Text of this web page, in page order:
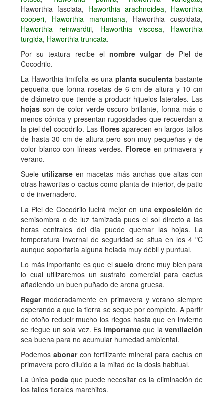
Haworthia fasciata, Haworthia arachnoidea, Haworthia
cooperi, Haworthia marumiana, Haworthia cuspidata,
Haworthia reinwardtii, Haworthia viscosa, Haworthia
turgida, Haworthia truncata.
Por su textura recibe elnombre vulgarde Piel de
Cocodrilo.
La Haworthia limifolia es una planta suculenta bastante
pequeña que forma rosetas de 6 cm de altura y 10 cm
de diámetro que tiende a producir hijuelos laterales. Las
hojas son de color verde oscuro brillante, forma más o
menos cónica y presentan rugosidades que recuerdan a
la piel del cocodrilo. Las floresaparecen en largos tallos
de hasta 30 cm de altura pero son muy pequeñas y de
color blanco con líneas verdes. Florece en primavera y
verano.
Suele utilizarseen macetas más anchas que altas con
otras hawortias o cactus como planta de interior, de patio
o de invernadero.
La Piel de Cocodrilo lucirá mejor en una exposición de
semisombra o de luz tamizada pues el sol directo a las
horas centrales del día puede quemar las hojas. La
temperatura invernal de seguridad se situa en los 4 ºC
aunque soportaría alguna helada muy débil y puntual.
Lo más importante es que el suelo drene muy bien para
lo cual utilizaremos un sustrato comercial para cactus
añadiendo un buen puñado de arena gruesa.
Regarmoderadamente en primavera y verano siempre
esperando a que la tierra se seque por completo. A partir
de otoño reducir mucho los riegos hasta que en invierno
se riegue un sola vez. Es importanteque laventilación
sea buena para no acumular humedad ambiental.
Podemos abonarcon fertilizante mineral para cactus en
primavera pero diluido a la mitad de la dosis habitual.
La única podaque puede necesitar es la eliminación de
los tallos florales marchitos.